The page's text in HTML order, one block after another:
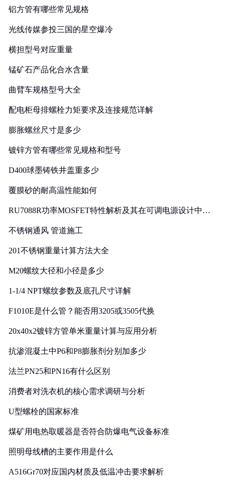
铝方管有哪些常见规格
光线传媒参投三国的星空爆冷
横担型号对应重量
锰矿石产品化合水含量
曲臂车规格型号大全
配电柜母排螺栓力矩要求及连接规范详解
膨胀螺丝尺寸是多少
镀锌方管有哪些常见规格和型号
D400球墨铸铁井盖重多少
覆膜砂的耐高温性能如何
RU7088R功率MOSFET特性解析及其在可调电源设计中的
不锈钢通风 管道施工
201不锈钢重量计算方法大全
M20螺纹大径和小径是多少
1-1/4 NPT螺纹参数及底孔尺寸详解
F1010E是什么管？能否用3205或3505代换
20x40x2镀锌方管单米重量计算与应用分析
抗渗混凝土中P6和P8膨胀剂分别加多少
法兰PN25和PN16有什么区别
消费者对洗衣机的核心需求调研与分析
U型螺栓的国家标准
煤矿用电热取暖器是否符合防爆电气设备标准
照明母线槽的主要作用是什么
A516Gr70对应国内材质及低温冲击要求解析